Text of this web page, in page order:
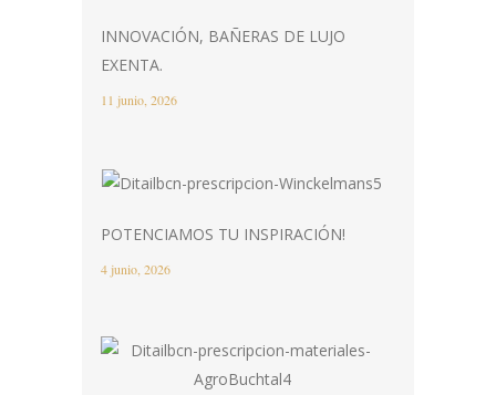
INNOVACIÓN, BAÑERAS DE LUJO
EXENTA.
11 junio, 2026
POTENCIAMOS TU INSPIRACIÓN!
4 junio, 2026